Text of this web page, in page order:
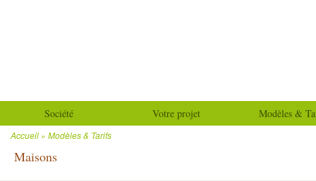
Société Votre projet Modèles &
Accueil » Modèles & Tarifs
Maisons